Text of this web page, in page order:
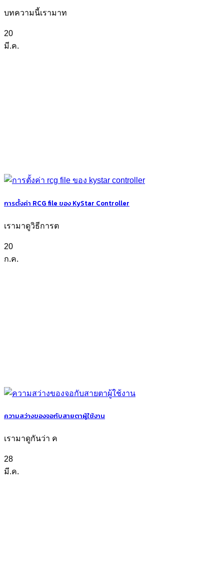
บทความนี้เรามาท
20
มี.ค.
การตั้งค่า RCG file ของ KyStar Controller
เรามาดูวิธีการต
20
ก.ค.
ความสว่างของจอกับสายตาผู้ใช้งาน
เรามาดูกันว่า ค
28
มี.ค.